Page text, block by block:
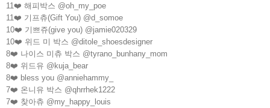
11❤️ 해피박스 @oh_my_poe
11❤️ 기프츄(Gift You) @d_somoe
10❤️ 기쁘쥬(give you) @jamie020329
10❤️ 위드 미 박스 @ditole_shoesdesigner
8❤️ 나이스 미츄 박스 @tyrano_bunhany_mom
8❤️ 위드유 @kuja_bear
8❤️ bless you @anniehammy_
7❤️ 온니유 박스 @qhrrhek1222
7❤️ 찾아츄 @my_happy_louis